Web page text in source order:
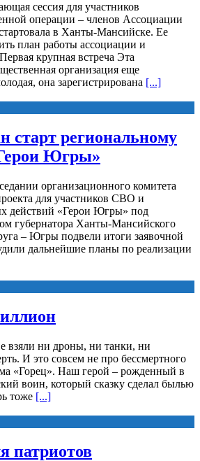
сессия для участников
операции – членов Ассоциации
в Ханты-Мансийске. Ее
план работы ассоциации и
крупная встреча Эта
организация еще
она зарегистрирована [...]
старт региональному
Югры»
организационного комитета
для участников СВО и
действий «Герои Югры» под
губернатора Ханты-Мансийского
– Югры подвели итоги заявочной
дальнейшие планы по реализации
взяли ни дроны, ни танки, ни
И это совсем не про бессмертного
«Горец». Наш герой – рожденный в
воин, который сказку сделал былью
тоже [...]
патриотов